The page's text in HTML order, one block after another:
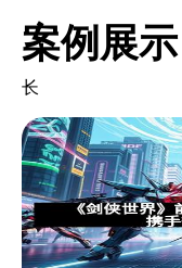
案例展示
长